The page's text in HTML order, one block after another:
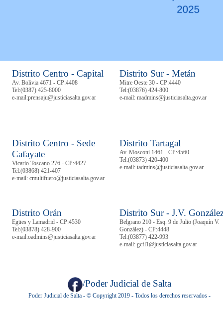
Distrito Centro - Capital
Av. Bolivia 4671 - CP:4408
Tel:(0387) 425-8000
e-mail:prensaju@justiciasalta.gov.ar
Distrito Sur - Metán
Mitre Oeste 30 - CP:4440
Tel:(03876) 424-800
e-mail: madmins@justiciasalta.gov.ar
Distrito Centro - Sede
Cafayate
Vicario Toscano 276 - CP:4427
Tel:(03868) 421-407
e-mail: cmultifuero@justiciasalta.gov.ar
Distrito Tartagal
Av. Mosconi 1461 - CP:4560
Tel:(03873) 420-400
e-mail: tadmins@justiciasalta.gov.ar
Distrito Orán
Egües y Lamadrid - CP:4530
Tel:(03878) 428-900
e-mail:oadmins@justiciasalta.gov.ar
Distrito Sur - J.V.
Belgrano 210 - Esq. 9 de Julio (Joaquín V.
González) - CP:4448
Tel:(03877) 422-993
e-mail: gcfl1@justiciasalta.gov.ar
/Poder Judicial de Salta
Poder Judicial de Salta - © Copyright 2019 - Todos los derechos reservados -